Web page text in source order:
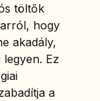
töltők
hogy
akadály,
legyen. Ez
a